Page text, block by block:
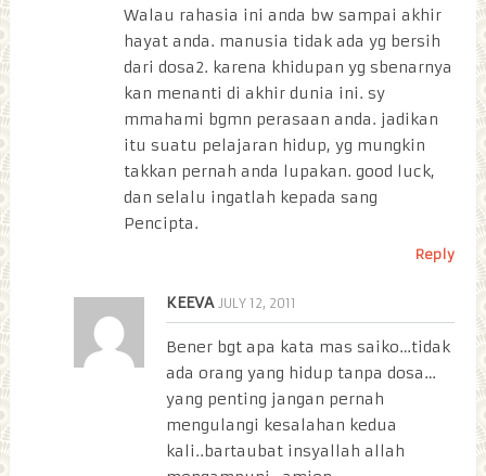
Walau rahasia ini anda bw sampai akhir
hayat anda. manusia tidak ada yg bersih
dari dosa2. karena khidupan yg sbenarnya
kan menanti di akhir dunia ini. sy
mmahami bgmn perasaan anda. jadikan
itu suatu pelajaran hidup, yg mungkin
takkan pernah anda lupakan. good luck,
dan selalu ingatlah kepada sang
Pencipta.
Reply
KEEVA JULY 12, 2011
Bener bgt apa kata mas saiko…tidak
ada orang yang hidup tanpa dosa…
yang penting jangan pernah
mengulangi kesalahan kedua
kali..bartaubat insyallah allah